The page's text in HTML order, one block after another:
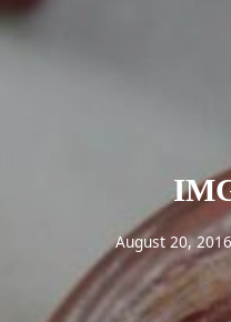
August 20, 2016